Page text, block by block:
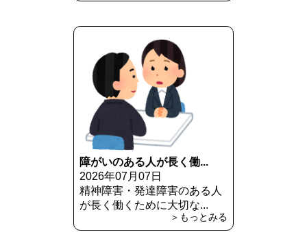
障がいのある人が長く働...
2026年07月07日
精神障害・発達障害のある人
が長く働くために大切な...
＞もっとみる